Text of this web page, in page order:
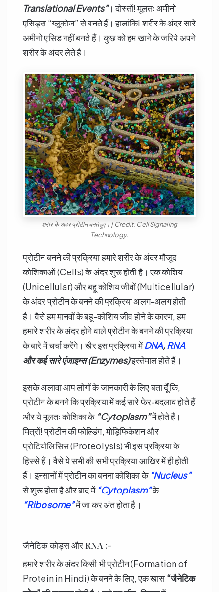
Translational Events”। दोस्तों! मूलतः अमीनो
एसिड्स “ग्लूकोज” से बनते हैं। हालांकि! शरीर के अंदर सारे
अमीनो एसिड नहीं बनते हैं। कुछ को हम खाने के जरिये अपने
शरीर के अंदर लेते हैं।
शरीर के अंदर प्रोटीन बनते हुए। | Credit: Cell Signaling
Technology.
प्रोटीन बनने की प्रक्रिया हमारे शरीर के अंदर मौजूद
कोशिकाओं (Cells) के अंदर शुरू होती है। एक कोशिय
(Unicellular) और बहू कोशिय जीवों (Multicellular)
के अंदर प्रोटीन के बनने की प्रक्रिया अलग-अलग होती
है। वैसे हम मानवों के बहू-कोशिय जीव होने के कारण, हम
हमारे शरीर के अंदर होने वाले प्रोटीन के बनने की प्रक्रिया
के बारे में चर्चा करेंगे। खैर इस प्रक्रिया मेंDNA,RNA
और कई सारे एंजाइम्स (Enzymes)इस्तेमाल होते हैं।
इसके अलावा आप लोगों के जानकारी के लिए बता दूँ कि,
प्रोटीन के बनने कि प्रक्रिया में कई सारे फेर-बदलाव होते हैं
और ये मूलतः कोशिका के “Cytoplasm”में होते हैं।
मित्रों! प्रोटीन की फोल्डिंग, मोड़िफिकेशन और
प्रोटियोलिसिस (Proteolysis) भी इस प्रक्रिया के
हिस्से हैं। वैसे ये सभी की सभी प्रक्रिया आखिर में ही होती
हैं। इन्सानों में प्रोटीन का बनना कोशिका के “Nucleus”
से शुरू होता है और बाद में “Cytoplasm”के
“Ribosome”में जा कर अंत होता है।
जैनेटिक कोड्स और RNA :-
हमारे शरीर के अंदर किसी भी प्रोटीन (Formation of
Protein in Hindi) के बनने के लिए, एक खास“जैनेटिक